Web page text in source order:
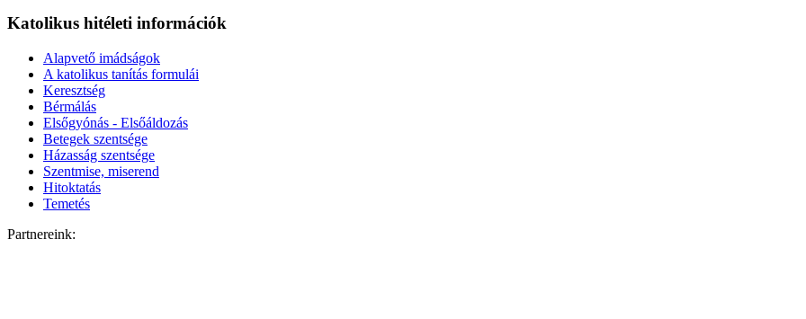
Katolikus hitéleti információk
Alapvető imádságok
A katolikus tanítás formulái
Keresztség
Bérmálás
Elsőgyónás - Elsőáldozás
Betegek szentsége
Házasság szentsége
Szentmise, miserend
Hitoktatás
Temetés
Partnereink: